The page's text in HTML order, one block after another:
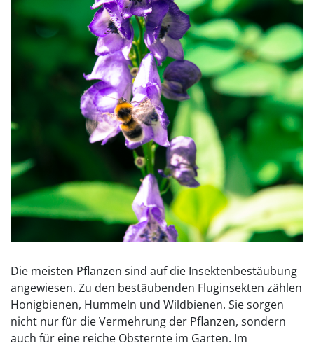
Die meisten Pflanzen sind auf die Insektenbestäubung
angewiesen. Zu den bestäubenden Fluginsekten zählen
Honigbienen, Hummeln und Wildbienen. Sie sorgen
nicht nur für die Vermehrung der Pflanzen, sondern
auch für eine reiche Obsternte im Garten. Im